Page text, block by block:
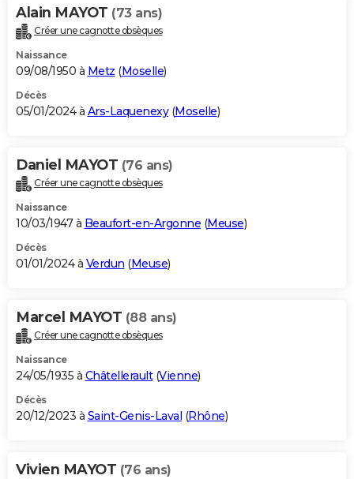
Alain MAYOT (73 ans)
Créer une cagnotte obsèques
Naissance
09/08/1950 à Metz (Moselle)
Décès
05/01/2024 à Ars-Laquenexy(Moselle)
Daniel MAYOT (76 ans)
Créer une cagnotte obsèques
Naissance
10/03/1947 à Beaufort-en-Argonne (Meuse)
Décès
01/01/2024 à Verdun (Meuse)
Marcel MAYOT (88 ans)
Créer une cagnotte obsèques
Naissance
24/05/1935 à Châtellerault(Vienne)
Décès
20/12/2023 à Saint-Genis-Laval (Rhône)
Vivien MAYOT (76 ans)